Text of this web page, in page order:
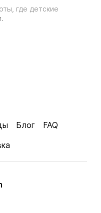
где детские
Блог
FAQ